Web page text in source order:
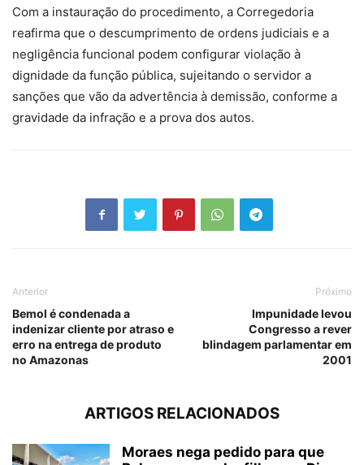
Com a instauração do procedimento, a Corregedoria
reafirma que o descumprimento de ordens judiciais e a
negligência funcional podem configurar violação à
dignidade da função pública, sujeitando o servidor a
sanções que vão da advertência à demissão, conforme a
gravidade da infração e a prova dos autos.
Anterior
Bemol é condenada a
indenizar cliente por atraso e
erro na entrega de produto
no Amazonas
Próximo
Impunidade levou
Congresso a rever
blindagem parlamentar em
2001
ARTIGOS RELACIONADOS
Moraes nega pedido para que